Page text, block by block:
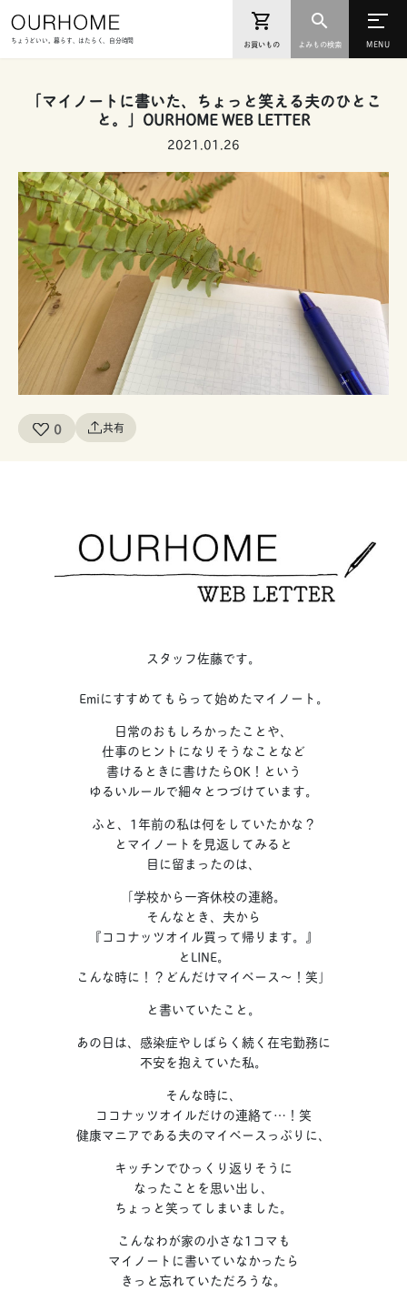
ちょうどいい。暮らす、はたらく、自分時間
「マイノートに書いた、ちょっと笑える夫のひとこ
と。」OURHOME WEB LETTER
2021.01.26
0 共有
スタッフ佐藤です。
Emiにすすめてもらって始めたマイノート。
日常のおもしろかったことや、
仕事のヒントになりそうなことなど
書けるときに書けたらOK！という
ゆるいルールで細々とつづけています。
ふと、1年前の私は何をしていたかな？
とマイノートを見返してみると
目に留まったのは、
「学校から一斉休校の連絡。
そんなとき、夫から
『ココナッツオイル買って帰ります。』
とLINE。
こんな時に！？どんだけマイペース〜！笑」
と書いていたこと。
あの日は、感染症やしばらく続く在宅勤務に
不安を抱えていた私。
そんな時に、
ココナッツオイルだけの連絡て…！笑
健康マニアである夫のマイペースっぷりに、
キッチンでひっくり返りそうに
なったことを思い出し、
ちょっと笑ってしまいました。
こんなわが家の小さな1コマも
マイノートに書いていなかったら
きっと忘れていただろうな。
お買いもの よみもの検索